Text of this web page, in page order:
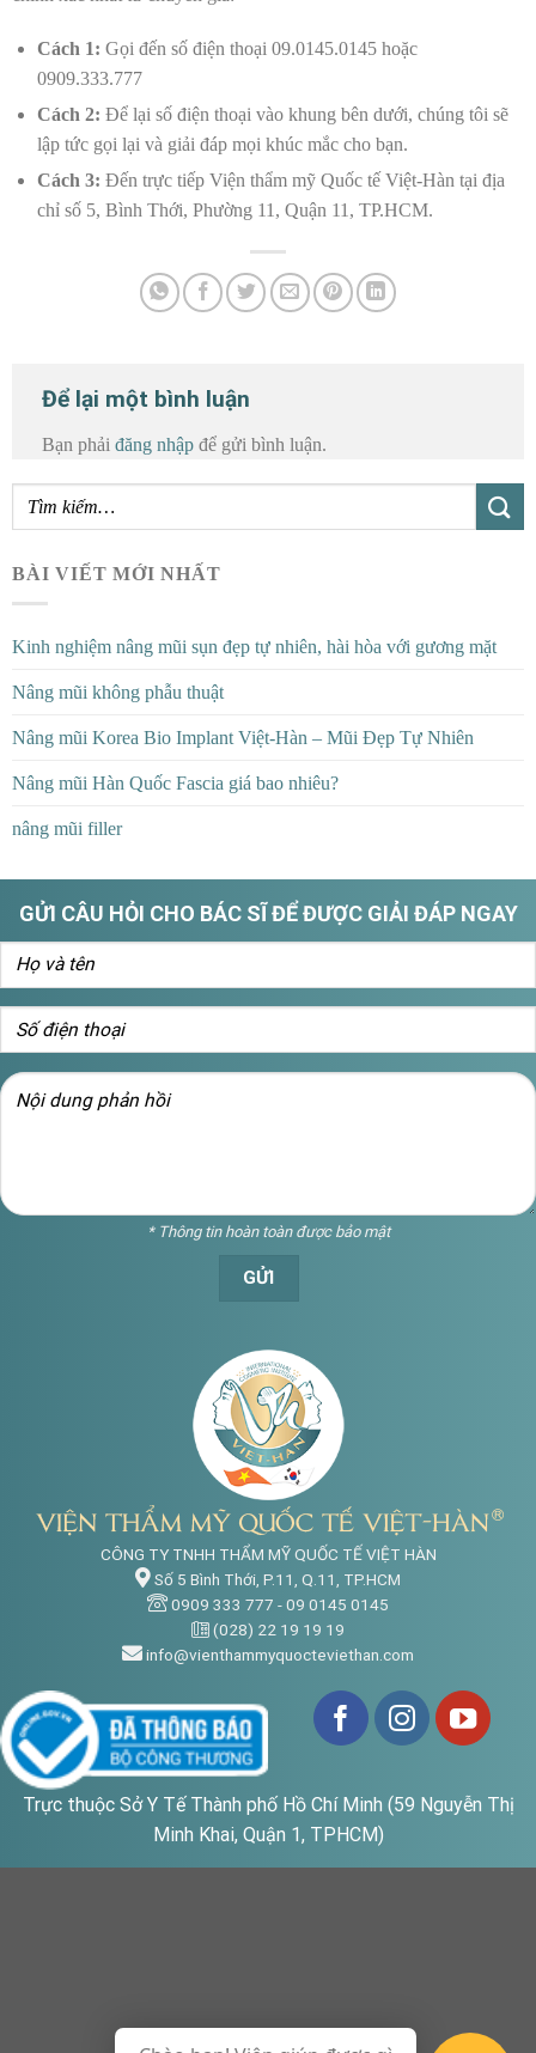
Cách 1: Gọi đến số điện thoại 09.0145.0145 hoặc
0909.333.777
Cách 2: Để lại số điện thoại vào khung bên dưới, chúng tôi sẽ
lập tức gọi lại và giải đáp mọi khúc mắc cho bạn.
Cách 3: Đến trực tiếp Viện thẩm mỹ Quốc tế Việt-Hàn tại địa
chỉ số 5, Bình Thới, Phường 11, Quận 11, TP.HCM.
Để lại một bình luận
Bạn phải đăng nhập để gửi bình luận.
BÀI VIẾT MỚI NHẤT
Kinh nghiệm nâng mũi sụn đẹp tự nhiên, hài hòa với gương mặt
Nâng mũi không phẫu thuật
Nâng mũi Korea Bio Implant Việt-Hàn – Mũi Đẹp Tự Nhiên
Nâng mũi Hàn Quốc Fascia giá bao nhiêu?
nâng mũi filler
GỬI CÂU HỎI CHO BÁC SĨ ĐỂ ĐƯỢC GIẢI ĐÁP NGAY
* Thông tin hoàn toàn được bảo mật
CÔNG TY TNHH THẨM MỸ QUỐC TẾ VIỆT HÀN
Số 5 Bình Thới, P.11, Q.11, TP.HCM
0909 333 777 -09 0145 0145
(028) 22 19 19 19
info@vienthammyquocteviethan.com
Trực thuộc Sở Y Tế Thành phố Hồ Chí Minh (59 Nguyễn Thị
Minh Khai, Quận 1, TPHCM)